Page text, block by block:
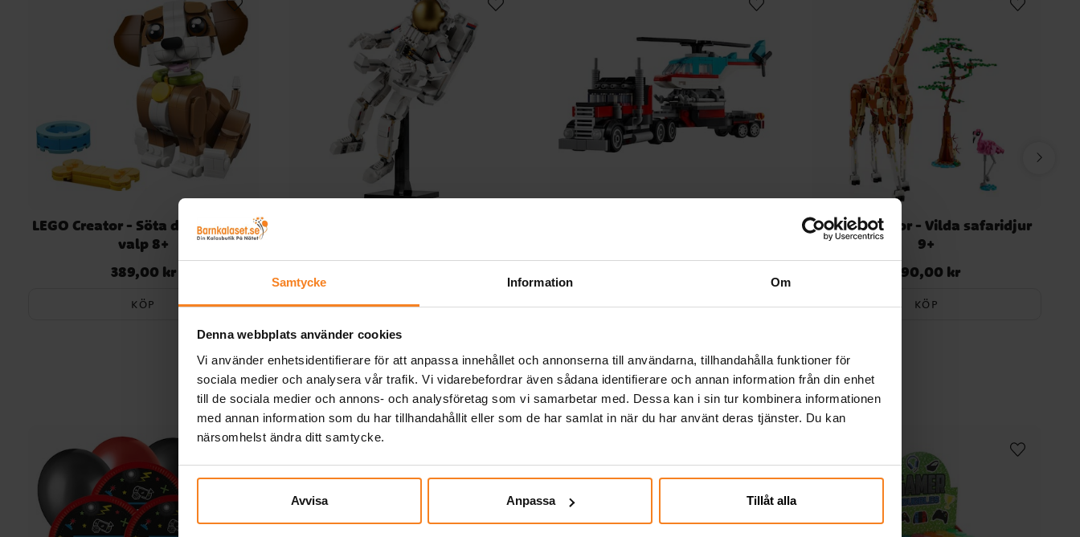
Samtycke Information Om
Denna webbplats använder cookies
Vi använder enhetsidentifierare för att anpassa innehållet och annonserna till användarna, tillhandahålla funktioner för
sociala medier och analysera vår trafik. Vi vidarebefordrar även sådana identifierare och annan information från din enhet
till de sociala medier och annons- och analysföretag som vi samarbetar med. Dessa kan i sin tur kombinera informationen
med annan information som du har tillhandahållit eller som de har samlat in när du har använt deras tjänster. Du kan
närsomhelst ändra ditt samtycke.
Avvisa Anpassa Tillåt alla
LEGO Creator - Söta djur: Lekfull
valp 8+
Pris:389,00 kr
389,00 kr
KÖP KÖP KÖP
LEGO Creator - Vilda safaridjur
9+
Pris:990,00 kr
990,00 kr
KÖP
Andra köpte även